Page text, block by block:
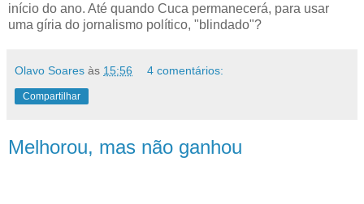
início do ano. Até quando Cuca permanecerá, para usar
uma gíria do jornalismo político, "blindado"?
Olavo Soares às 15:56 4 comentários:
Compartilhar
Melhorou, mas não ganhou